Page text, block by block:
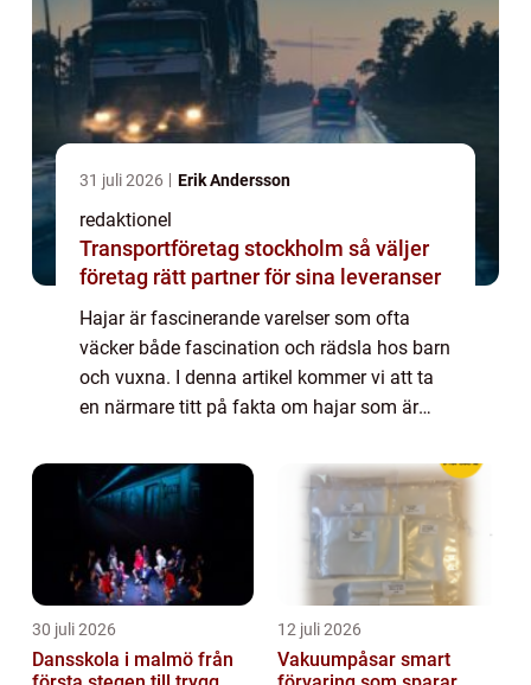
31 juli 2026 Erik Andersson
redaktionel
Transportföretag stockholm så väljer
företag rätt partner för sina leveranser
Hajar är fascinerande varelser som ofta
väcker både fascination och rädsla hos barn
och vuxna. I denna artikel kommer vi att ta
en närmare titt på fakta om hajar som är
utforska olika typer av hajar, deras ...
30 juli 2026
Dansskola i malmö från
12 juli 2026
Vakuumpåsar smart